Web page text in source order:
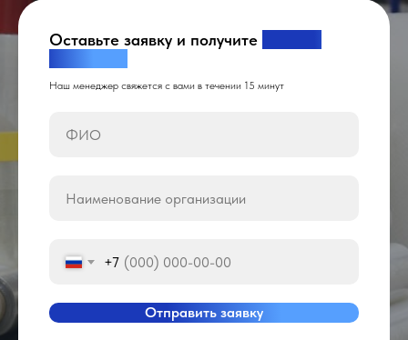
Оставьте заявку и получите
Наш менеджер свяжется с вами в течении 15 минут
+7
Отправить заявку